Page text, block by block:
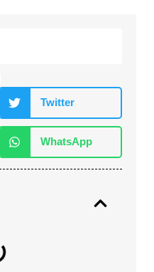
Twitter
WhatsApp